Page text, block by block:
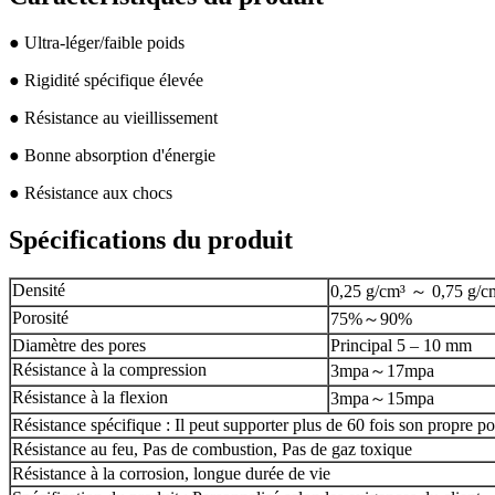
● Ultra-léger/faible poids
● Rigidité spécifique élevée
● Résistance au vieillissement
● Bonne absorption d'énergie
● Résistance aux chocs
Spécifications du produit
Densité
0,25 g/cm³ ～ 0,75 g/
Porosité
75%～90%
Diamètre des pores
Principal 5 – 10 mm
Résistance à la compression
3mpa～17mpa
Résistance à la flexion
3mpa～15mpa
Résistance spécifique : Il peut supporter plus de 60 fois son propre
Résistance au feu, Pas de combustion, Pas de gaz toxique
Résistance à la corrosion, longue durée de vie